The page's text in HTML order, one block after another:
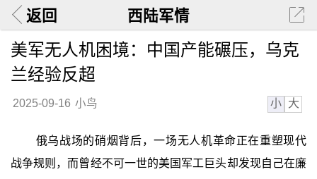
返回 西陆军情
美军无人机困境：中国产能碾压，乌克
兰经验反超
2025-09-16 小鸟 小 大
俄乌战场的硝烟背后，一场无人机革命正在重塑现代
战争规则，而曾经不可一世的美国军工巨头却发现自己在廉